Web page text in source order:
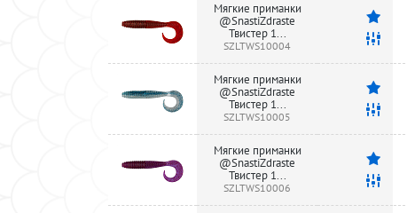
Мягкие приманки
@SnastiZdraste
Твистер 1...
SZLTWS10004
Мягкие приманки
@SnastiZdraste
Твистер 1...
SZLTWS10005
Мягкие приманки
@SnastiZdraste
Твистер 1...
SZLTWS10006